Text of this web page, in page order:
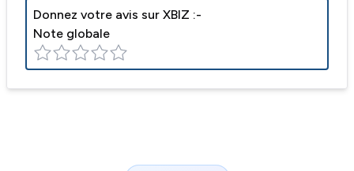
Donnez votre avis sur XBIZ :-
Note globale